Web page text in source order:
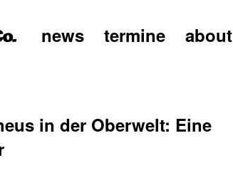
news termine about
in der Oberwelt: Eine